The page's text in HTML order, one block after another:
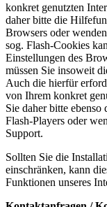
konkret genutzten
daher bitte die
Browsers oder
sog. Flash-Cookies
Einstellungen des
müssen Sie insoweit
Auch die hierfür
von Ihrem konkret
Sie daher bitte
Flash-Players oder
Support.
Sollten Sie die
einschränken, kann
Funktionen unseres